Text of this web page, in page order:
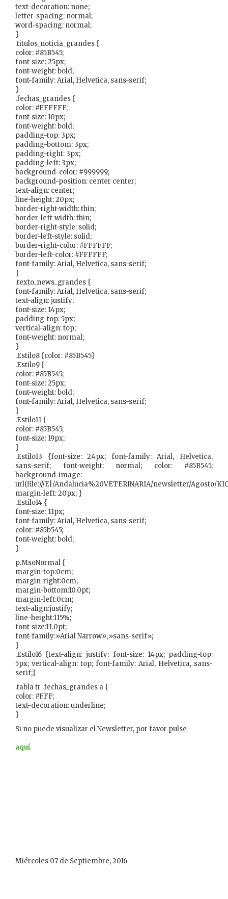
text-decoration: none;
letter-spacing: normal;
word-spacing: normal;
}
.titulos_noticia_grandes {
color: #85B545;
font-size: 25px;
font-weight: bold;
font-family: Arial, Helvetica, sans-serif;
}
.fechas_grandes {
color: #FFFFFF;
font-size: 10px;
font-weight: bold;
padding-top: 3px;
padding-bottom: 3px;
padding-right: 3px;
padding-left: 3px;
background-color: #999999;
background-position: center center;
text-align: center;
line-height: 20px;
border-right-width: thin;
border-left-width: thin;
border-right-style: solid;
border-left-style: solid;
border-right-color: #FFFFFF;
border-left-color: #FFFFFF;
font-family: Arial, Helvetica, sans-serif;
}
.texto_news_grandes {
font-family: Arial, Helvetica, sans-serif;
text-align: justify;
font-size: 14px;
padding-top: 5px;
vertical-align: top;
font-weight: normal;
}
.Estilo8 {color: #85B545}
.Estilo9 {
color: #85B545;
font-size: 25px;
font-weight: bold;
font-family: Arial, Helvetica, sans-serif;
}
.Estilo11 {
color: #85B545;
font-size: 19px;
}
.Estilo13 {font-size: 24px; font-family: Arial, Helvetica,
sans-serif; font-weight: normal; color: #85B545;
background-image:
url(file:///E|/Andalucia%20VETERINARIA/newsletter/Agosto/
margin-left: 20px; }
.Estilo14 {
font-size: 11px;
font-family: Arial, Helvetica, sans-serif;
color: #85b545;
font-weight: bold;
}
p.MsoNormal {
margin-top:0cm;
margin-right:0cm;
margin-bottom:10.0pt;
margin-left:0cm;
text-align:justify;
line-height:115%;
font-size:11.0pt;
font-family:»Arial Narrow»,»sans-serif»;
}
.Estilo16 {text-align: justify; font-size: 14px; padding-top:
5px; vertical-align: top; font-family: Arial, Helvetica, sans-
serif;}
.tabla tr .fechas_grandes a {
color: #FFF;
text-decoration: underline;
}
Si no puede visualizar el Newsletter, por favor pulse
aquí
Miércoles 07 de Septiembre, 2016